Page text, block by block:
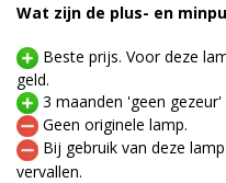
Wat zijn de plus- en
Beste prijs. Voor deze
geld.
3 maanden 'geen gezeur'
Geen originele lamp.
Bij gebruik van deze
vervallen.